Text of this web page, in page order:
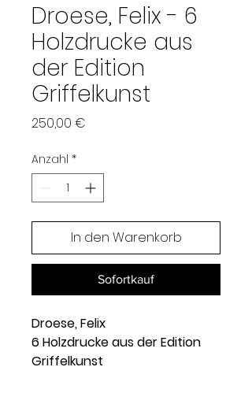
Droese, Felix - 6
Holzdrucke aus
der Edition
Griffelkunst
250,00 €
Anzahl *
In den Warenkorb
Sofortkauf
Droese, Felix
6 Holzdrucke aus der Edition
Griffelkunst